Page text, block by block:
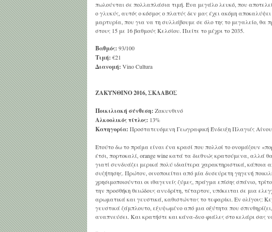
πωλούνται σε πολλαπλάσια τιμή. Ένα μεγάλο λευκό, που
ο γλυκύς, αυτός ο κόσμος ο πλατύς δεν μας έχει ακόμη
μαρτυρία, που για να τη συλλάβουμε σε όλο της το μεγαλείο, θα
στους 15 με 16 βαθμούς Κελσίου. Πιείτε το μέχρι το 2035.
Βαθμός: 93/100
Τιμή: €21
Διανομή: Vino Cultura
ΖΑΚΥΝΘΙΝΟ 2016, ΣΚΛΑΒΟΣ
Ποικιλιακή σύνθεση: Ζακυνθινό
Αλκοολικός τίτλος: 13%
Κατηγορία: Προστατευόμενη Γεωγραφική Ένδειξη Πλαγιές Αίνου
Ετούτο δω το πράμα είναι ένα κρασί που πολλοί το ονομάζουν
έτσι, πορτοκαλί, orange wine κατά τα διεθνώς κρατούμενα, αλλά
γιατί συνδυάζει μερικά πολύ ιδιαίτερα χαρακτηριστικά,
συζήτησης. Πρώτον, οινοποιείται από μία δυσεύρετη γηγενή
χρησιμοποιούνται οι ιθαγενείς ζύμες, πράγμα επίσης σπάνιο,
την προσθήκη θειώδους ανυδρίτη, τέταρτον, υπόκειται σε μια
αρωματικά και γευστικά, καθιστώντας το τεφαρίκι. Εν ολίγοις:
γευστικά ζάμπλουτο, εξυψωμένο από μια οξύτητα που
αναπνεύσει. Και κρατήστε και κάνα-δυο φιάλες στο κελάρι σας